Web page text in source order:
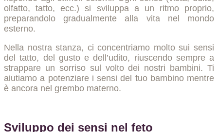
olfatto, tatto, ecc.) si sviluppa a un ritmo proprio,
preparandolo gradualmente alla vita nel mondo
esterno.
Nella nostra stanza, ci concentriamo molto sui sensi
del tatto, del gusto e dell’udito, riuscendo sempre a
strappare un sorriso sul volto dei nostri bambini. Ti
aiutiamo a potenziare i sensi del tuo bambino mentre
è ancora nel grembo materno.
Sviluppo dei sensi nel feto